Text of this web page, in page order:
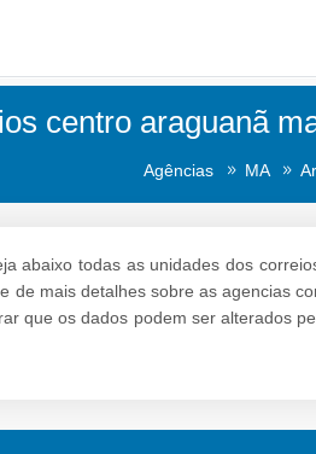
centro araguanã
Agências MA
abaixo todas as unidades dos
de mais detalhes sobre as agencias
que os dados podem ser alterados